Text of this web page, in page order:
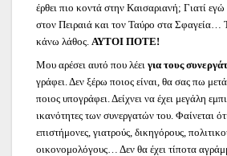
έρθει πιο κοντά στην Καισαριανή; Γιατί
στον Πειραιά και τον Ταύρο στα Σφαγεία…
κάνω λάθος. ΑΥΤΟΙ ΠΟΤΕ!
Μου αρέσει αυτό που λέει για τους
γράφει. Δεν ξέρω ποιος είναι, θα σας πω
ποιος υπογράφει. Δείχνει να έχει μεγάλη
ικανότητες των συνεργατών του. Φαίνεται
επιστήμονες, γιατρούς, δικηγόρους,
οικονομολόγους… Δεν θα έχει τίποτα